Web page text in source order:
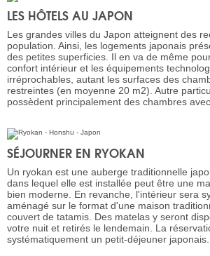
LES HÔTELS AU JAPON
Les grandes villes du Japon atteignent des
population. Ainsi, les logements japonais
des petites superficies. Il en va de même
confort intérieur et les équipements
irréprochables, autant les surfaces des
restreintes (en moyenne 20 m2). Autre
possèdent principalement des chambres
SÉJOURNER EN RYOKAN
Un ryokan est une auberge traditionnelle
dans lequel elle est installée peut être une
bien moderne. En revanche, l'intérieur sera
aménagé sur le format d'une maison
couvert de tatamis. Des matelas y seront
votre nuit et retirés le lendemain. La
systématiquement un petit-déjeuner japonais.